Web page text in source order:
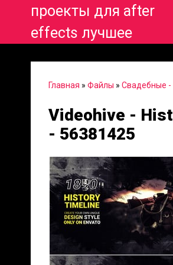
проекты для after
effects лучшее
Главная » Файлы » Свадебные -
Videohive -
- 56381425